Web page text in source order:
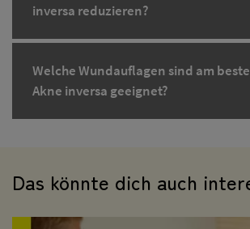
inversa reduzieren?
Welche Wundauflagen sind am
Akne inversa geeignet?
Das könnte dich auch